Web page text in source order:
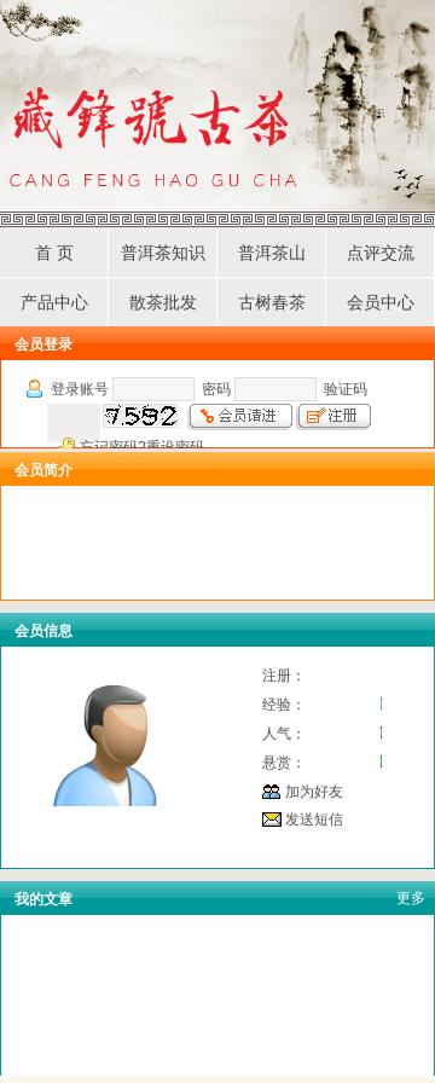
首 页 普洱茶知识 普洱茶山 点评交流
产品中心 散茶批发 古树春茶 会员中心
会员信息
注册：
经验：
人气：
悬赏：
加为好友
发送短信
会员简介
会员登录
登录账号 密码 验证码
忘记密码?重设密码
我的文章 更多